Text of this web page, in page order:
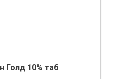
Голд 10% таб